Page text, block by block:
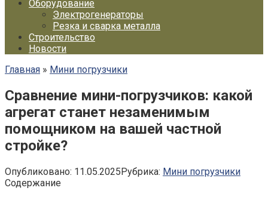
Оборудование
Электрогенераторы
Резка и сварка металла
Строительство
Новости
Главная » Мини погрузчики
Сравнение мини-погрузчиков: какой
агрегат станет незаменимым
помощником на вашей частной
стройке?
Опубликовано: 11.05.2025Рубрика: Мини погрузчики
Содержание